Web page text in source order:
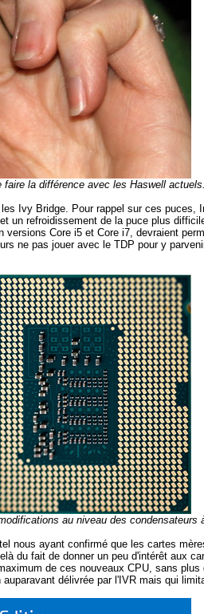
la différence avec les Haswell actuels.
Ivy Bridge. Pour rappel sur ces
un refroidissement de la puce plus
Core i5 et Core i7, devraient
ne pas jouer avec le TDP pour y
au niveau des condensateurs
nous ayant confirmé que les cartes
du fait de donner un peu d'intérêt aux
de ces nouveaux CPU, sans
délivrée par l'IVR mais qui